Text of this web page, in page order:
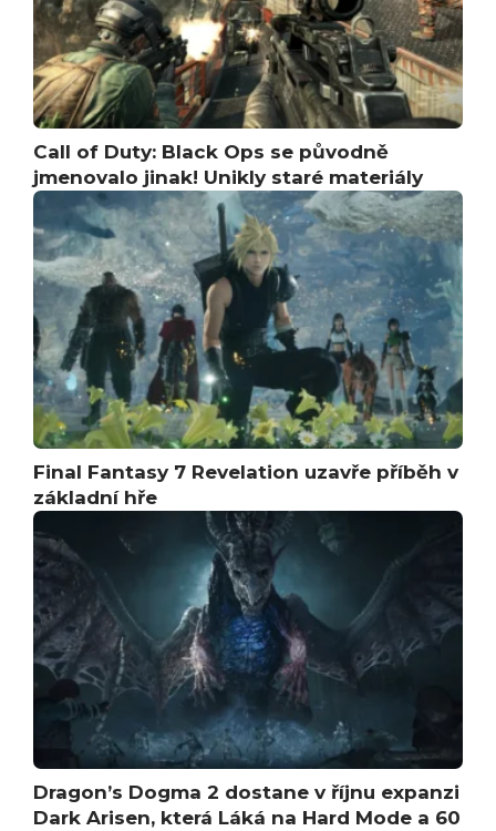
Call of Duty: Black Ops se původně
jmenovalo jinak! Unikly staré materiály
Final Fantasy 7 Revelation uzavře příběh v
základní hře
Dragon’s Dogma 2 dostane v říjnu expanzi
Dark Arisen, která Láká na Hard Mode a 60